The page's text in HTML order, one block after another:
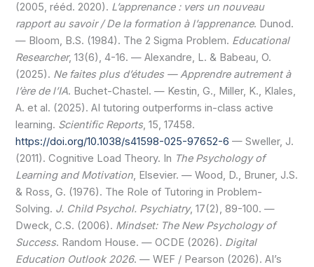
(2005, rééd. 2020). L’apprenance : vers un nouveau
rapport au savoir / De la formation à l’apprenance. Dunod.
— Bloom, B.S. (1984). The 2 Sigma Problem. Educational
Researcher, 13(6), 4-16. — Alexandre, L. & Babeau, O.
(2025). Ne faites plus d’études — Apprendre autrement à
l’ère de l’IA. Buchet-Chastel. — Kestin, G., Miller, K., Klales,
A. et al. (2025). AI tutoring outperforms in-class active
learning. Scientific Reports, 15, 17458.
https://doi.org/10.1038/s41598-025-97652-6 — Sweller, J.
(2011). Cognitive Load Theory. In The Psychology of
Learning and Motivation, Elsevier. — Wood, D., Bruner, J.S.
& Ross, G. (1976). The Role of Tutoring in Problem-
Solving. J. Child Psychol. Psychiatry, 17(2), 89-100. —
Dweck, C.S. (2006). Mindset: The New Psychology of
Success. Random House. — OCDE (2026). Digital
Education Outlook 2026. — WEF / Pearson (2026). AI’s